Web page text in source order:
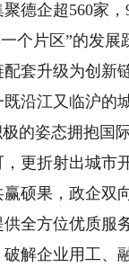
德企超560家
个片区”的发
套升级为创新
沿江又临沪的
的姿态拥抱国
更折射出城市
果，政企双向
全方位优质服
解企业用工、